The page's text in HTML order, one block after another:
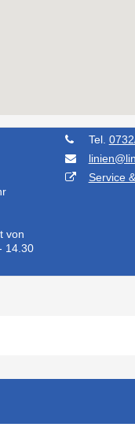
von
14.30
Tel.
Service